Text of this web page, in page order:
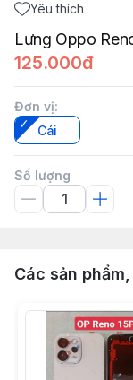
Yêu thích
Lưng Oppo
125.000đ
Đơn vị:
Cái
Số lượng
Các sản